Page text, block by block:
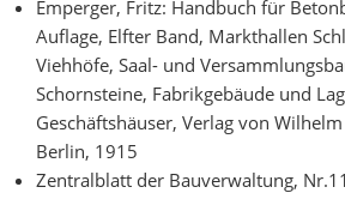
Emperger, Fritz: Handbuch für
Auflage, Elfter Band, Markthallen
Viehhöfe, Saal- und
Schornsteine, Fabrikgebäude und
Geschäftshäuser, Verlag von
Berlin, 1915
Zentralblatt der Bauverwaltung,